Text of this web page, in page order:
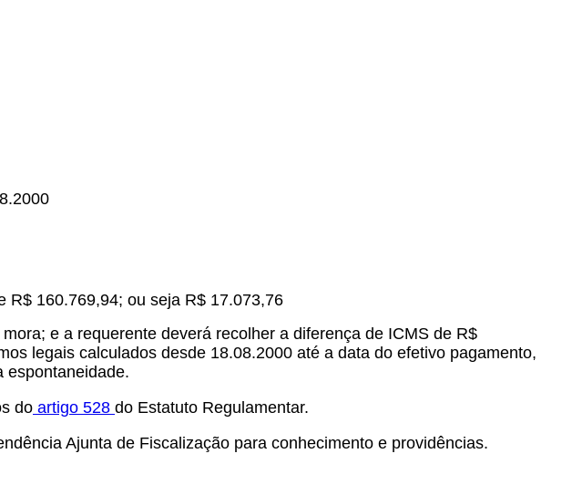
R$ 160.769,94; ou seja R$ 17.073,76
e a requerente deverá recolher a diferença de ICMS de R$
legais calculados desde 18.08.2000 até a data do efetivo pagamento,
espontaneidade.
do artigo 528 do Estatuto Regulamentar.
Ajunta de Fiscalização para conhecimento e providências.